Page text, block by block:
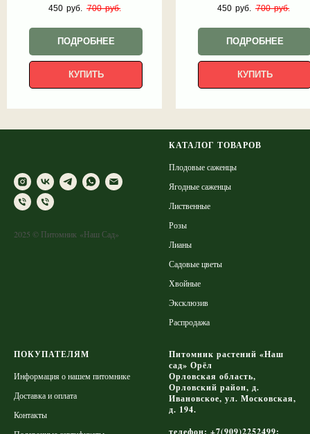
450 руб. 700 руб.
ПОДРОБНЕЕ
КУПИТЬ
450 руб. 700 руб.
ПОДРОБНЕЕ
КУПИТЬ
2025 © Питомник «Наш Сад»
КАТАЛОГ ТОВАРОВ
Плодовые саженцы
Ягодные саженцы
Лиственные
Розы
Лианы
Садовые цветы
Хвойные
Эксклюзив
Распродажа
ПОКУПАТЕЛЯМ
Информация о нашем питомнике
Доставка и оплата
Контакты
Питомник растений «Наш
сад» Орёл
Орловская область,
Орловский район, д.
Ивановское, ул. Московская,
д. 194.
телефон: +7(909)2252499;